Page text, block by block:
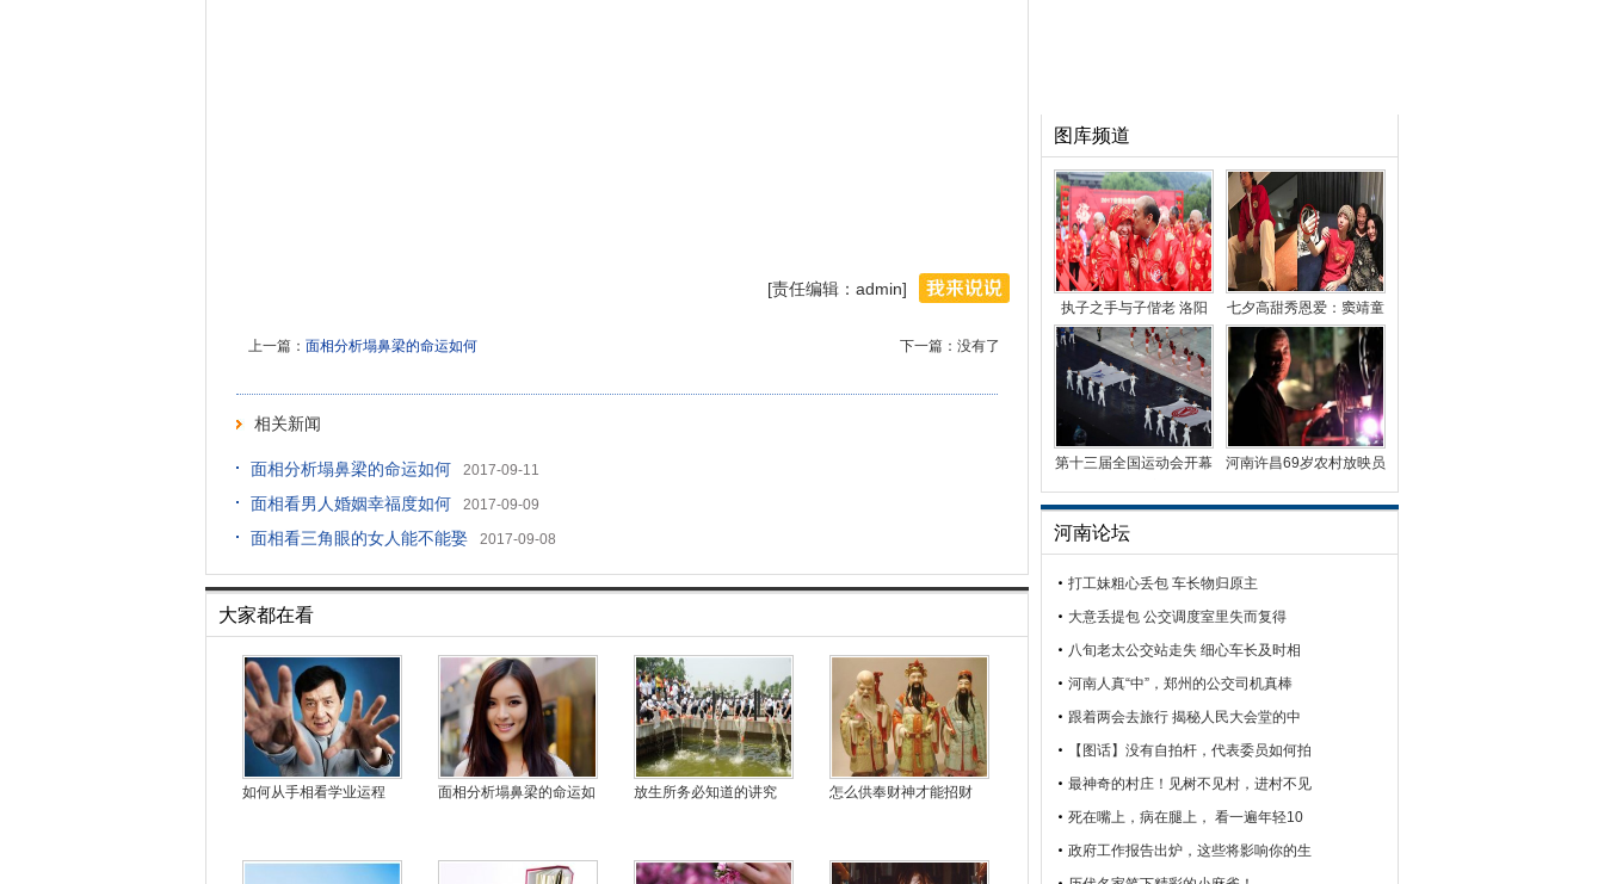
[责任编辑：admin]
下一篇：没有了
上一篇： 面相分析塌鼻梁的命运如何
相关新闻
面相分析塌鼻梁的命运如何 2017-09-11
面相看男人婚姻幸福度如何 2017-09-09
面相看三角眼的女人能不能娶 2017-09-08
大家都在看
如何从手相看学业运程 面相分析塌鼻梁的命运如 放生所务必知道的讲究 怎么供奉财神才能招财
图库频道
执子之手与子偕老 洛阳
86对老人庆金婚
七夕高甜秀恩爱：窦靖童
疑公开恋情 林心如
第十三届全国运动会开幕
河南许昌69岁农村放映员
河南论坛
打工妹粗心丢包 车长物归原主
大意丢提包 公交调度室里失而复得
八旬老太公交站走失 细心车长及时相
河南人真“中”，郑州的公交司机真棒
跟着两会去旅行 揭秘人民大会堂的中
【图话】没有自拍杆，代表委员如何拍
最神奇的村庄！见树不见村，进村不见
死在嘴上，病在腿上， 看一遍年轻10
政府工作报告出炉，这些将影响你的生